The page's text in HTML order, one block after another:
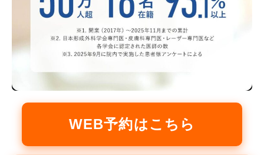
WEB予約はこちら